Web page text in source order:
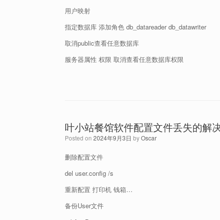
用户映射
指定数据库 添加角色 db_datareader db_datawriter
取消public查看任意数据库
服务器属性 权限 取消查看任意数据库权限
叶小站餐馆软件配置文件丢失的解
Posted on 2024年9月3日 byOscar
删除配置文件
del user.config /s
重新配置 打印机 钱箱…
备份User文件